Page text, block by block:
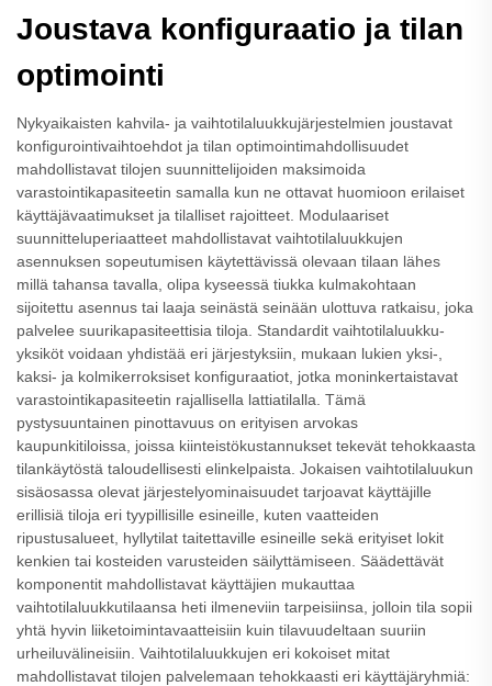
Joustava konfiguraatio ja tilan
optimointi
Nykyaikaisten kahvila- ja vaihtotilaluukkujärjestelmien joustavat
konfigurointivaihtoehdot ja tilan optimointimahdollisuudet
mahdollistavat tilojen suunnittelijoiden maksimoida
varastointikapasiteetin samalla kun ne ottavat huomioon erilaiset
käyttäjävaatimukset ja tilalliset rajoitteet. Modulaariset
suunnitteluperiaatteet mahdollistavat vaihtotilaluukkujen
asennuksen sopeutumisen käytettävissä olevaan tilaan lähes
millä tahansa tavalla, olipa kyseessä tiukka kulmakohtaan
sijoitettu asennus tai laaja seinästä seinään ulottuva ratkaisu, joka
palvelee suurikapasiteettisia tiloja. Standardit vaihtotilaluukku-
yksiköt voidaan yhdistää eri järjestyksiin, mukaan lukien yksi-,
kaksi- ja kolmikerroksiset konfiguraatiot, jotka moninkertaistavat
varastointikapasiteetin rajallisella lattiatilalla. Tämä
pystysuuntainen pinottavuus on erityisen arvokas
kaupunkitiloissa, joissa kiinteistökustannukset tekevät tehokkaasta
tilankäytöstä taloudellisesti elinkelpaista. Jokaisen vaihtotilaluukun
sisäosassa olevat järjestelyominaisuudet tarjoavat käyttäjille
erillisiä tiloja eri tyypillisille esineille, kuten vaatteiden
ripustusalueet, hyllytilat taitettaville esineille sekä erityiset lokit
kenkien tai kosteiden varusteiden säilyttämiseen. Säädettävät
komponentit mahdollistavat käyttäjien mukauttaa
vaihtotilaluukkutilaansa heti ilmeneviin tarpeisiinsa, jolloin tila sopii
yhtä hyvin liiketoimintavaatteisiin kuin tilavuudeltaan suuriin
urheiluvälineisiin. Vaihtotilaluukkujen eri kokoiset mitat
mahdollistavat tilojen palvelemaan tehokkaasti eri käyttäjäryhmiä: